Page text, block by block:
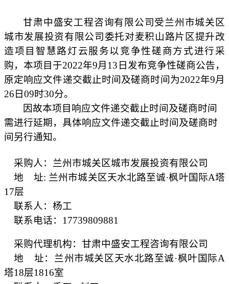
甘肃中盛安工程咨询有限公司受兰州市城关区
城市发展投资有限公司委托对麦积山路片区提升改
造项目智慧路灯云服务以竞争性磋商方式进行采
购，本项目于2022年9月13日发布竞争性磋商公告，
原定响应文件递交截止时间及磋商时间为2022年9月
26日09时30分。
因故本项目响应文件递交截止时间及磋商时间
需进行延期，具体响应文件递交截止时间及磋商时
间另行通知。
采购人：兰州市城关区城市发展投资有限公司
地
址: 兰州市城关区天水北路至诚·枫叶国际A塔
17层
联系人：杨工
联系电话： 17739809881
采购代理机构：甘肃中盛安工程咨询有限公司
地
址：兰州市城关区天水北路至诚·枫叶国际A
塔18层1816室